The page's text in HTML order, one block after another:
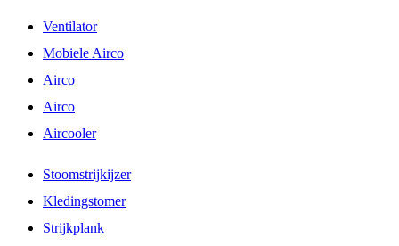
Ventilator
Mobiele Airco
Airco
Airco
Aircooler
Stoomstrijkijzer
Kledingstomer
Strijkplank